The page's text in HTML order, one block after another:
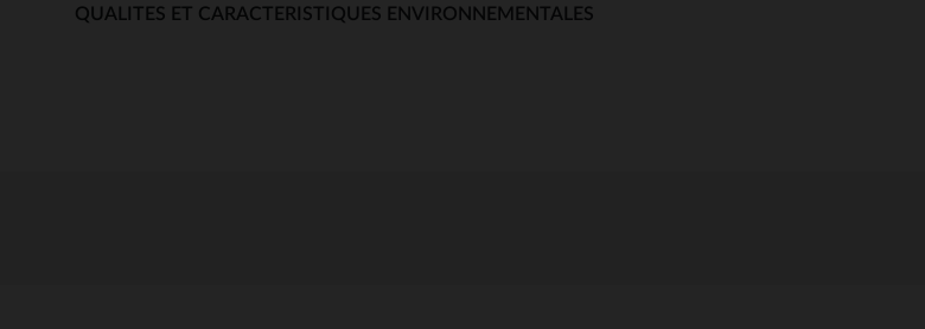
QUALITES ET CARACTERISTIQUES ENVIRONNEMENTALES